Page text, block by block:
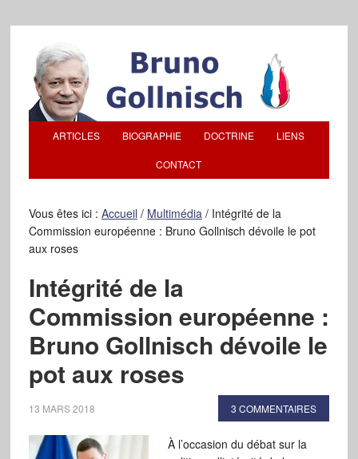
ARTICLES BIOGRAPHIE DOCTRINE LIENS
CONTACT
Vous êtes ici : Accueil / Multimédia /Intégrité de la
Commission européenne : Bruno Gollnisch dévoile le pot
aux roses
Intégrité de la
Commission européenne :
Bruno Gollnisch dévoile le
pot aux roses
13 MARS 2018 3 COMMENTAIRES
À l’occasion du débat sur la